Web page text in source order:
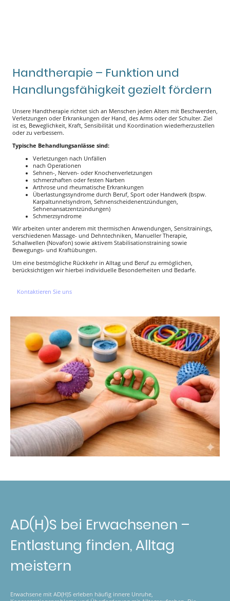
Handtherapie – Funktion und
Handlungsfähigkeit gezielt fördern
Unsere Handtherapie richtet sich an Menschen jeden Alters mit Beschwerden,
Verletzungen oder Erkrankungen der Hand, des Arms oder der Schulter. Ziel
ist es, Beweglichkeit, Kraft, Sensibilität und Koordination wiederherzustellen
oder zu verbessern.
Typische Behandlungsanlässe sind:
Verletzungen nach Unfällen
nach Operationen
Sehnen-, Nerven- oder Knochenverletzungen
schmerzhaften oder festen Narben
Arthrose und rheumatische Erkrankungen
Überlastungssyndrome durch Beruf, Sport oder Handwerk (bspw.
Karpaltunnelsyndrom, Sehnenscheidenentzündungen,
Sehnenansatzentzündungen)
Schmerzsyndrome
Wir arbeiten unter anderem mit thermischen Anwendungen, Sensitrainings,
verschiedenen Massage- und Dehntechniken, Manueller Therapie,
Schallwellen (Novafon) sowie aktivem Stabilisationstraining sowie
Bewegungs- und Kraftübungen.
Um eine bestmögliche Rückkehr in Alltag und Beruf zu ermöglichen,
berücksichtigen wir hierbei individuelle Besonderheiten und Bedarfe.
Kontaktieren Sie uns
AD(H)S bei Erwachsenen –
Entlastung finden, Alltag
meistern
Erwachsene mit AD(H)S erleben häufig innere Unruhe,